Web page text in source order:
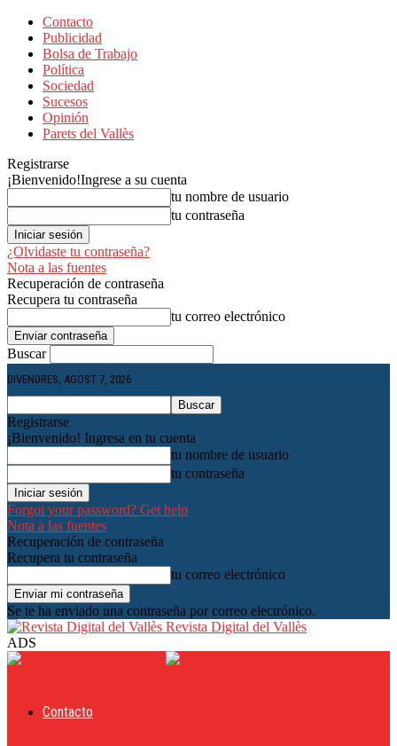
Contacto
Publicidad
Bolsa de Trabajo
Política
Sociedad
Sucesos
Opinión
Parets del Vallès
Registrarse
¡Bienvenido!Ingrese a su cuenta
tu nombre de usuario
tu contraseña
¿Olvidaste tu contraseña?
Nota a las fuentes
Recuperación de contraseña
Recupera tu contraseña
tu correo electrónico
Buscar
DIVENDRES, AGOST 7, 2026
Registrarse
¡Bienvenido! Ingresa en tu cuenta
tu nombre de usuario
tu contraseña
Forgot your password? Get help
Nota a las fuentes
Recuperación de contraseña
Recupera tu contraseña
tu correo electrónico
Se te ha enviado una contraseña por correo electrónico.
Revista Digital del Vallès
ADS
Contacto